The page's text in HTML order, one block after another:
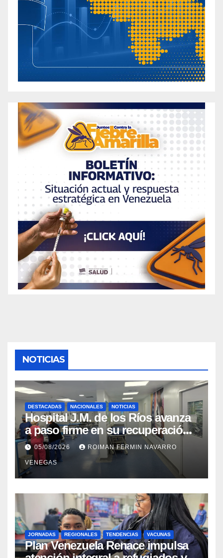
NOTICIAS
DESTACADAS NACIONALES NOTICIAS
Hospital J.M. de los Ríos avanza
a paso firme en su recuperación
tras los recientes eventos
sísmicos
05/08/2026 ROIMAN FERMIN NAVARRO
VENEGAS
JORNADAS REGIONALES TENDENCIAS VACUNAS
​Plan Venezuela Renace impulsa